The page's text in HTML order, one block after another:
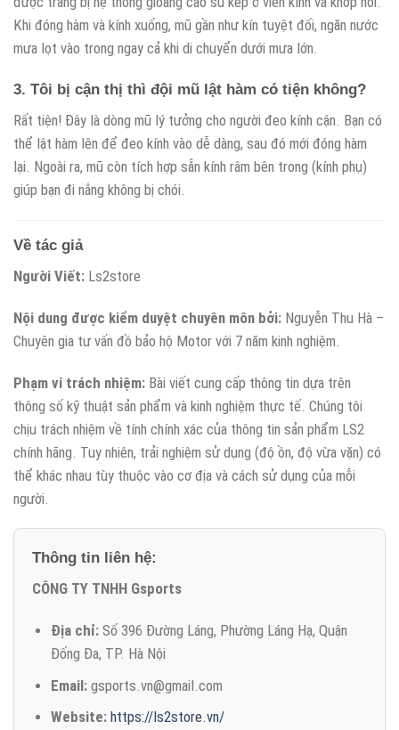
Khi đóng hàm và kính xuống, mũ gần như kín tuyệt đối, ngăn nước
mưa lọt vào trong ngay cả khi di chuyển dưới mưa lớn.
3. Tôi bị cận thị thì đội mũ lật hàm có tiện không?
Rất tiện! Đây là dòng mũ lý tưởng cho người đeo kính cận. Bạn có
thể lật hàm lên để đeo kính vào dễ dàng, sau đó mới đóng hàm
lại. Ngoài ra, mũ còn tích hợp sẵn kính râm bên trong (kính phụ)
giúp bạn đi nắng không bị chói.
Về tác giả
Người Viết: Ls2store
Nội dung được kiểm duyệt chuyên môn bởi: Nguyễn Thu Hà –
Chuyên gia tư vấn đồ bảo hộ Motor với 7 năm kinh nghiệm.
Phạm vi trách nhiệm: Bài viết cung cấp thông tin dựa trên
thông số kỹ thuật sản phẩm và kinh nghiệm thực tế. Chúng tôi
chịu trách nhiệm về tính chính xác của thông tin sản phẩm LS2
chính hãng. Tuy nhiên, trải nghiệm sử dụng (độ ồn, độ vừa vặn) có
thể khác nhau tùy thuộc vào cơ địa và cách sử dụng của mỗi
người.
Thông tin liên hệ:
CÔNG TY TNHH Gsports
Địa chỉ:Số 396 Đường Láng, Phường Láng Hạ, Quận
Đống Đa, TP. Hà Nội
Email:gsports.vn@gmail.com
Website: https://ls2store.vn/